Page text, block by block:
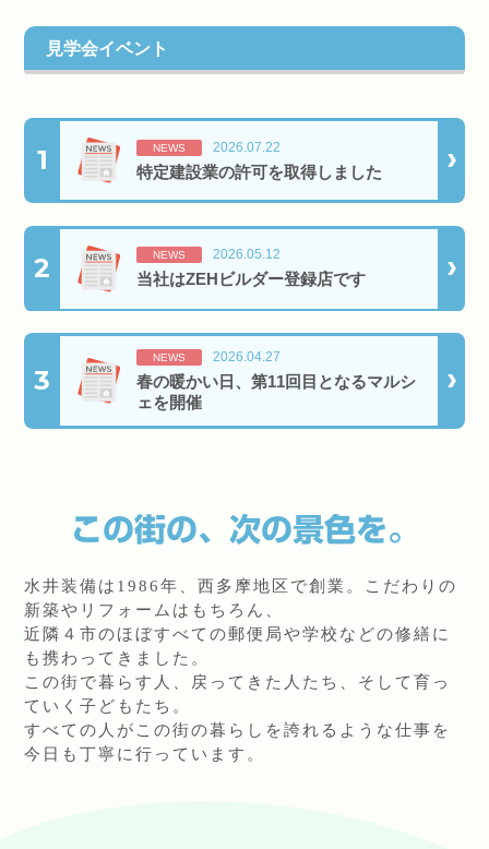
見学会イベント
1 NEWS 2026.07.22
特定建設業の許可を取得しました
2 NEWS 2026.05.12
当社はZEHビルダー登録店です
3
NEWS 2026.04.27
春の暖かい日、第11回目となるマルシ
ェを開催
この街の、次の景色を。
水井装備は1986年、西多摩地区で創業。こだわりの
新築やリフォームはもちろん、
近隣４市のほぼすべての郵便局や学校などの修繕に
も携わってきました。
この街で暮らす人、戻ってきた人たち、そして育っ
ていく子どもたち。
すべての人がこの街の暮らしを誇れるような仕事を
今日も丁寧に行っています。